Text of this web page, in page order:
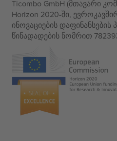
Ticombo GmbH (მთავარი
Horizon 2020-ში,
ინოვაციების დაფინანსების
წინადადების ნომრით